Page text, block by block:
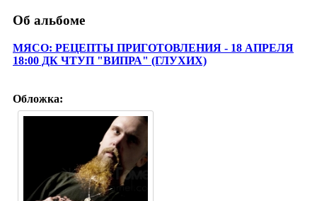
Об альбоме
МЯСО: РЕЦЕПТЫ ПРИГОТОВЛЕНИЯ - 18 АПРЕЛЯ
18:00 ДК ЧТУП "ВИПРА" (ГЛУХИХ)
Обложка: